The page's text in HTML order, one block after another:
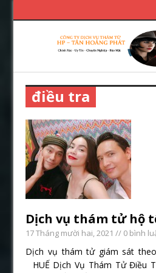
điều tra
Dịch vụ thám tử hộ
17 Tháng mười hai, 2021 // 0 bình
Dịch vụ thám tử giám sát
HUẾ Dịch Vụ Thám Tử Điều